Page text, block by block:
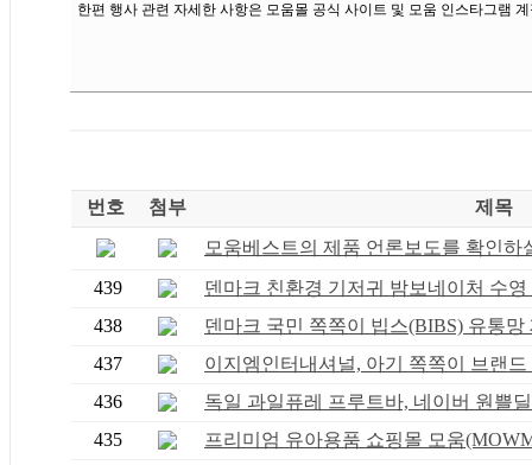
한편 행사 관련 자세한 사항은 모움몰 공식 사이트 및 모움 인스타그램
번호 첨부
제목
모움베스트의 제품 언론보도를 확인하
439
덴마크 친환경 기저귀 밤보네이처 수영
438
덴마크 국민 쪽쪽이 빕스(BIBS) 유통망
437
이지엠인터내셔널, 아기 쪽쪽이 브랜드
436
독일 과일퓨레 프루트바, 네이버 원쁠
435
프리미엄 유아용품 쇼핑몰 모움